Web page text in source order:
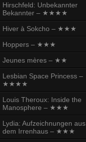
Hirschfeld: Unbekannter
Bekannter – ★★★★
Hiver à Sokcho – ★★★
Hoppers – ★★★
Jeunes mères – ★★
Lesbian Space Princess –
★★★★
Louis Theroux: Inside the
Manosphere – ★★★
Lydia: Aufzeichnungen aus
dem Irrenhaus – ★★★